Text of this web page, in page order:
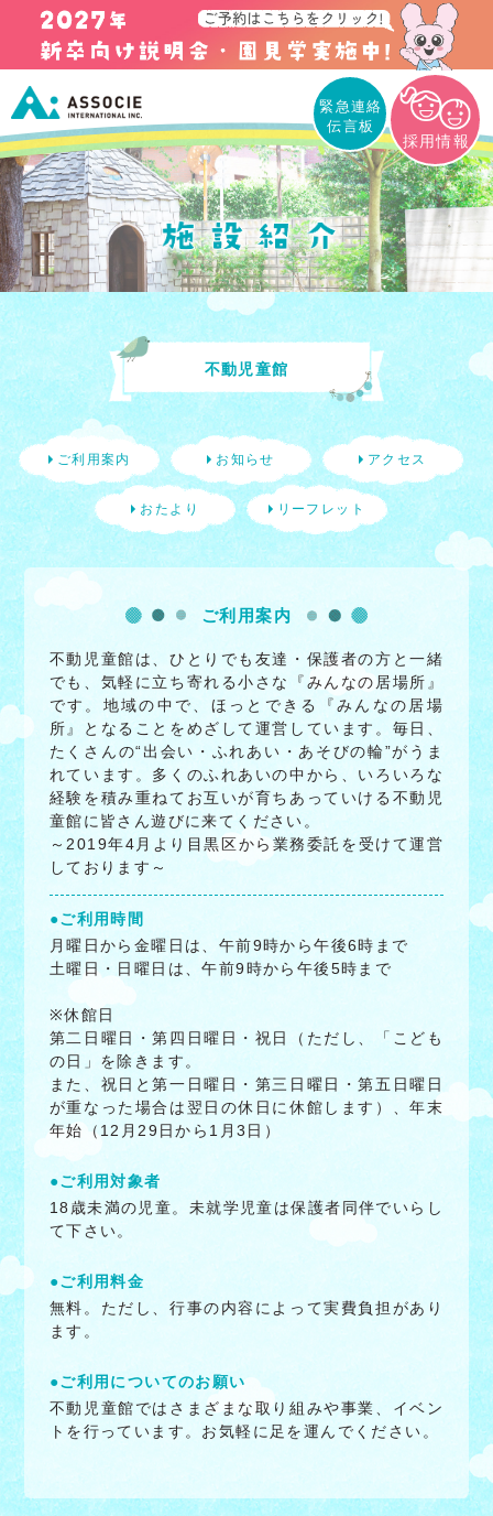
採用情報
緊急連絡
伝言板
不動児童館
ご利用案内 お知らせ アクセス
おたより リーフレット
ご利用案内
不動児童館は、ひとりでも友達・保護者の方と一緒
でも、気軽に立ち寄れる小さな『みんなの居場所』
です。地域の中で、ほっとできる『みんなの居場
所』となることをめざして運営しています。毎日、
たくさんの“出会い・ふれあい・あそびの輪”がうま
れています。多くのふれあいの中から、いろいろな
経験を積み重ねてお互いが育ちあっていける不動児
童館に皆さん遊びに来てください。
～2019年4月より目黒区から業務委託を受けて運営
しております～
●ご利用時間
月曜日から金曜日は、午前9時から午後6時まで
土曜日・日曜日は、午前9時から午後5時まで
※休館日
第二日曜日・第四日曜日・祝日（ただし、「こども
の日」を除きます。
また、祝日と第一日曜日・第三日曜日・第五日曜日
が重なった場合は翌日の休日に休館します）、年末
年始（12月29日から1月3日）
●ご利用対象者
18歳未満の児童。未就学児童は保護者同伴でいらし
て下さい。
●ご利用料金
無料。ただし、行事の内容によって実費負担があり
ます。
●ご利用についてのお願い
不動児童館ではさまざまな取り組みや事業、イベン
トを行っています。お気軽に足を運んでください。